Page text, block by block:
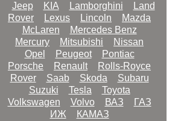
Jeep
KIA Lamborghini
Land
Rover
Lexus Lincoln
Mazda
McLaren
Mercedes Benz
Mercury
Mitsubishi
Nissan
Opel
Peugeot
Pontiac
Porsche
Renault
Rolls-Royce
Rover
Saab Skoda
Subaru
Suzuki
Tesla
Toyota
Volkswagen
Volvo ВАЗ
ГАЗ
ИЖ
КАМАЗ